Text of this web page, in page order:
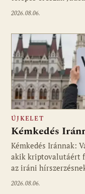
2026.08.06.
ÚJKELET
Kémkedés
Kémkedés Iránnak:
akik kriptovalutáért
az iráni
2026.08.06.